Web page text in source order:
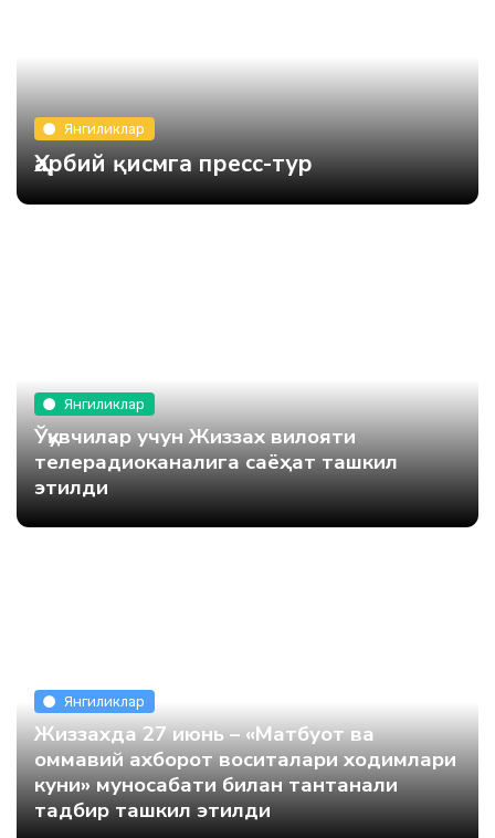
Янгиликлар
Ҳарбий қисмга пресс-тур
Янгиликлар
Ўқувчилар учун Жиззах вилояти
телерадиоканалига саёҳат ташкил
этилди
Янгиликлар
Жиззахда 27 июнь – «Матбуот ва
оммавий ахборот воситалари ходимлари
куни» муносабати билан тантанали
тадбир ташкил этилди